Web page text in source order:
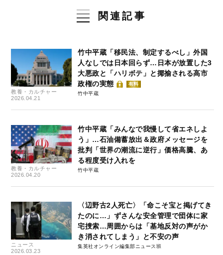
関連記事
教養・カルチャー
2026.04.21
竹中平蔵「移民法、制定するべし」外国
人なしでは日本回らず…日本が放置した3
大悪政と「ハリボテ」と揶揄される高市
政権の実態
有料
竹中平蔵
教養・カルチャー
2026.04.20
竹中平蔵「みんなで我慢して省エネしよ
う」…石油備蓄放出＆政府メッセージを
批判「世界の潮流に逆行」価格高騰、あ
る程度受け入れを
竹中平蔵
ニュース
2026.03.23
〈辺野古2人死亡〉「命こそ宝と掲げてき
たのに…」ずさんな安全管理で団体に家
宅捜索…周囲からは「基地反対の声がか
き消されてしまう」と不安の声
集英社オンライン編集部ニュース班